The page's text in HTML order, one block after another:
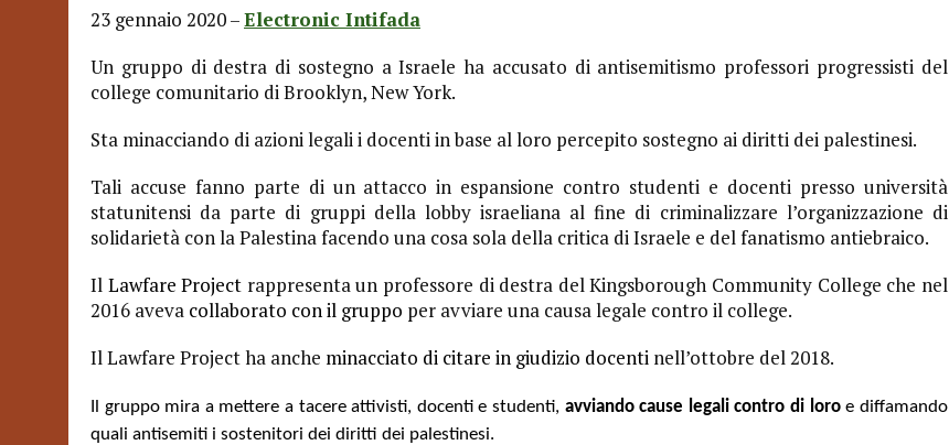
23 gennaio 2020 –Electronic Intifada
Un gruppo di destra di sostegno a Israele ha accusato di antisemitismo professori progressisti del
college comunitario di Brooklyn, New York.
Sta minacciando di azioni legali i docenti in base al loro percepito sostegno ai diritti dei palestinesi.
Tali accuse fanno parte di un attacco in espansione contro studenti e docenti presso università
statunitensi da parte di gruppi della lobby israeliana al fine di criminalizzare l’organizzazione di
solidarietà con la Palestina facendo una cosa sola della critica di Israele e del fanatismo antiebraico.
Il Lawfare Project rappresenta un professore di destra del Kingsborough Community College che nel
2016 aveva collaborato con il gruppo per avviare una causa legale contro il college.
Il Lawfare Project ha anche minacciato di citare in giudizio docenti nell’ottobre del 2018.
Il gruppo mira a mettere a tacere attivisti, docenti e studenti, avviando cause legali contro di loroe diffamando
quali antisemiti i sostenitori dei diritti dei palestinesi.